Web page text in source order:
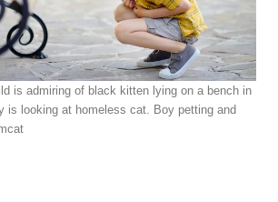
is admiring of black kitten lying on a bench in
is looking at homeless cat. Boy petting and